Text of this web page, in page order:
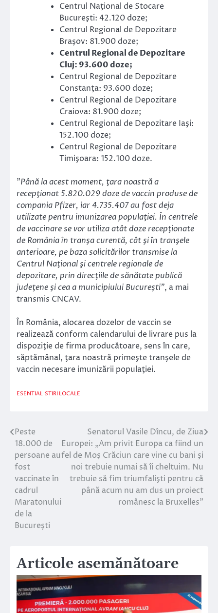
Centrul Naţional de Stocare
Bucureşti: 42.120 doze;
Centrul Regional de Depozitare
Braşov: 81.900 doze;
Centrul Regional de Depozitare
Cluj: 93.600 doze;
Centrul Regional de Depozitare
Constanţa: 93.600 doze;
Centrul Regional de Depozitare
Craiova: 81.900 doze;
Centrul Regional de Depozitare Iaşi:
152.100 doze;
Centrul Regional de Depozitare
Timişoara: 152.100 doze.
”Până la acest moment, ţara noastră a
recepţionat 5.820.029 doze de vaccin produse de
compania Pfizer, iar 4.735.407 au fost deja
utilizate pentru imunizarea populaţiei. În centrele
de vaccinare se vor utiliza atât doze recepţionate
de România în tranşa curentă, cât şi în tranşele
anterioare, pe baza solicitărilor transmise la
Centrul Naţional şi centrele regionale de
depozitare, prin direcţiile de sănătate publică
judeţene şi cea a municipiului Bucureşti”, a mai
transmis CNCAV.
În România, alocarea dozelor de vaccin se
realizează conform calendarului de livrare pus la
dispoziţie de firma producătoare, sens în care,
săptămânal, ţara noastră primeşte tranşele de
vaccin necesare imunizării populaţiei.
ESENTIAL STIRI LOCALE
Navigare
în
articole
Peste
18.000 de
persoane au
fost
vaccinate în
cadrul
Maratonului
de la
Bucureşti
Senatorul Vasile Dîncu, de Ziua
Europei: „Am privit Europa ca fiind un
fel de Moş Crăciun care vine cu bani şi
noi trebuie numai să îi cheltuim. Nu
trebuie să fim triumfalişti pentru că
până acum nu am dus un proiect
românesc la Bruxelles”
Articole asemănătoare